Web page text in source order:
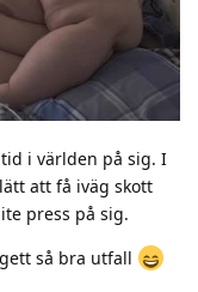
i världen på sig. I
att få iväg skott
press på sig.
så bra utfall